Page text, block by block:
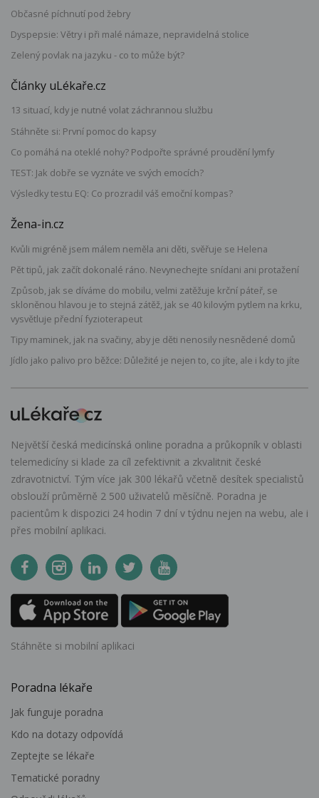
Občasné píchnutí pod žebry
Dyspepsie: Větry i při malé námaze, nepravidelná stolice
Zelený povlak na jazyku - co to může být?
Články uLékaře.cz
13 situací, kdy je nutné volat záchrannou službu
Stáhněte si: První pomoc do kapsy
Co pomáhá na oteklé nohy? Podpořte správné proudění lymfy
TEST: Jak dobře se vyznáte ve svých emocích?
Výsledky testu EQ: Co prozradil váš emoční kompas?
Žena-in.cz
Kvůli migréně jsem málem neměla ani děti, svěřuje se Helena
Pět tipů, jak začít dokonalé ráno. Nevynechejte snídani ani protažení
Způsob, jak se díváme do mobilu, velmi zatěžuje krční páteř, se
skloněnou hlavou je to stejná zátěž, jak se 40 kilovým pytlem na krku,
vysvětluje přední fyzioterapeut
Tipy maminek, jak na svačiny, aby je děti nenosily nesnědené domů
Jídlo jako palivo pro běžce: Důležité je nejen to, co jíte, ale i kdy to jíte
Největší česká medicínská online poradna a průkopník v oblasti
telemedicíny si klade za cíl zefektivnit a zkvalitnit české
zdravotnictví. Tým více jak 300 lékařů včetně desítek specialistů
obslouží průměrně 2 500 uživatelů měsíčně. Poradna je
pacientům k dispozici 24 hodin 7 dní v týdnu nejen na webu, ale i
přes mobilní aplikaci.
Stáhněte si mobilní aplikaci
Poradna lékaře
Jak funguje poradna
Kdo na dotazy odpovídá
Zeptejte se lékaře
Tematické poradny